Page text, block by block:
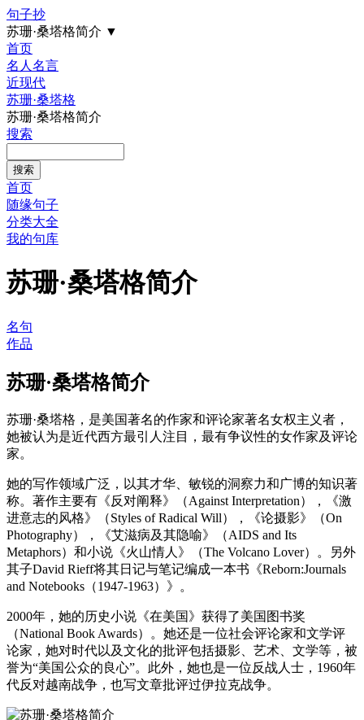
句子抄
苏珊·桑塔格简介 ▼
首页
名人名言
近现代
苏珊·桑塔格
苏珊·桑塔格简介
搜索
首页
随缘句子
分类大全
我的句库
苏珊·桑塔格简介
名句
作品
苏珊·桑塔格简介
苏珊·桑塔格，是美国著名的作家和评论家著名女权主义者，
她被认为是近代西方最引人注目，最有争议性的女作家及评论
家。
她的写作领域广泛，以其才华、敏锐的洞察力和广博的知识著
称。著作主要有《反对阐释》（Against Interpretation），《激
进意志的风格》（Styles of Radical Will），《论摄影》（On
Photography），《艾滋病及其隐喻》（AIDS and Its
Metaphors）和小说《火山情人》（The Volcano Lover）。另外
其子David Rieff将其日记与笔记编成一本书《Reborn:Journals
and Notebooks（1947-1963）》。
2000年，她的历史小说《在美国》获得了美国图书奖
（National Book Awards）。她还是一位社会评论家和文学评
论家，她对时代以及文化的批评包括摄影、艺术、文学等，被
誉为“美国公众的良心”。此外，她也是一位反战人士，1960年
代反对越南战争，也写文章批评过伊拉克战争。